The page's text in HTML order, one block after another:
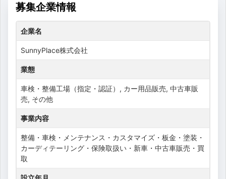
募集企業情報
企業名
SunnyPlace株式会社
業態
車検・整備工場（指定・認証）, カー用品販売, 中古車販
売, その他
事業内容
整備・車検・メンテナンス・カスタマイズ・板金・塗装・
カーディテーリング・保険取扱い・新車・中古車販売・買
取